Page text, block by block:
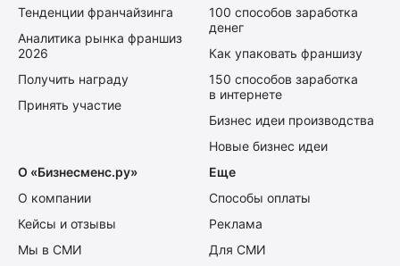
Тенденции франчайзинга
Аналитика рынка франшиз
2026
Получить награду
Принять участие
100 способов заработка
денег
Как упаковать франшизу
150 способов заработка
в интернете
Бизнес идеи производства
Новые бизнес идеи
О «Бизнесменс.ру»
О компании
Кейсы и отзывы
Мы в СМИ
Еще
Способы оплаты
Реклама
Для СМИ